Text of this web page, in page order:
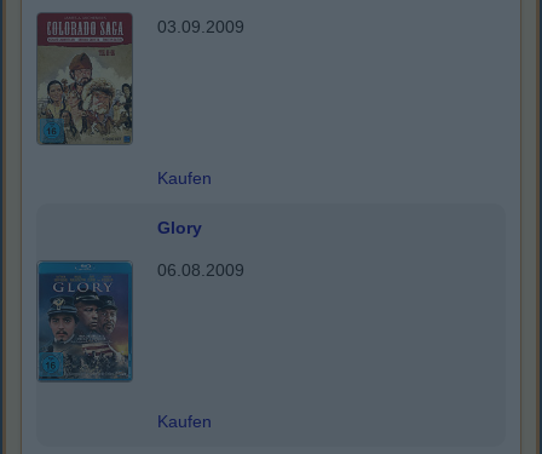
03.09.2009
Kaufen
Glory
06.08.2009
Kaufen